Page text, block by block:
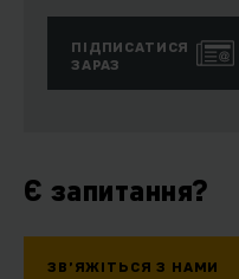
ПІДПИСАТИСЯ
ЗАРАЗ
Є запитання?
ЗВ’ЯЖІТЬСЯ З НАМИ